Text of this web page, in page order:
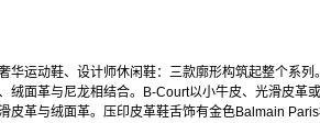
华运动鞋、设计师休闲鞋：三款廓形构筑起整个系
绒面革与尼龙相结合。B-Court以小牛皮、光滑皮革
皮革与绒面革。压印皮革鞋舌饰有金色Balmain